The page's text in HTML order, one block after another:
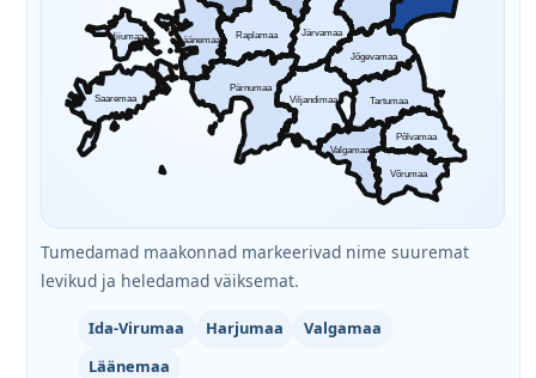
Hiiumaa
Saaremaa
Pärnumaa
Läänemaa Raplamaa Järvamaa
Jõgevamaa
Viljandimaa Tartumaa
Põlvamaa
Võrumaa
Valgamaa
Tumedamad maakonnad markeerivad nime suuremat
levikud ja heledamad väiksemat.
Ida-Virumaa Harjumaa
Valgamaa
Läänemaa